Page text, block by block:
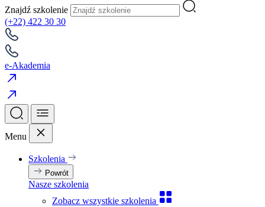
Znajdź szkolenie
(+22) 422 30 30
e-Akademia
Menu
Szkolenia
Powrót
Nasze szkolenia
Zobacz wszystkie szkolenia